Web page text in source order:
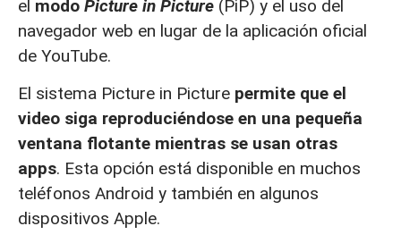
el modo Picture in Picture (PiP) y el uso del
navegador web en lugar de la aplicación oficial
de YouTube.
El sistema Picture in Picture permite que el
video siga reproduciéndose en una pequeña
ventana flotante mientras se usan otras
apps. Esta opción está disponible en muchos
teléfonos Android y también en algunos
dispositivos Apple.